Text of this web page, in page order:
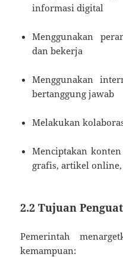
informasi digital
Menggunakan
dan bekerja
Menggunakan
bertanggung jawab
Melakukan
Menciptakan
grafis, artikel
2.2 Tujuan
Pemerintah
kemampuan: